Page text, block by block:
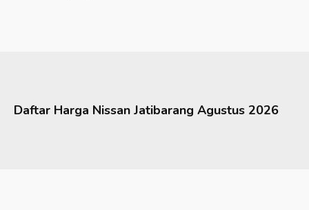
Daftar Harga Nissan Jatibarang Agustus 2026